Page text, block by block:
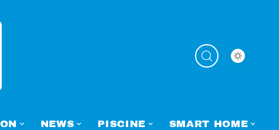
NEWS PISCINE SMART HOME